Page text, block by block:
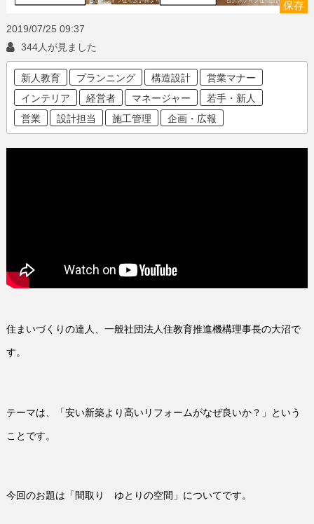
保存
2019/07/25 09:37
344人が見ました
新人教育 プランニング 構造設計
営業マナー
インテリア
経営者 マネージャー
若手・新人
営業
設計担当 施工管理 企画・広報
住まいづくりの達人、一般社団法人住教育推進機構理事長の大沼で
す。
テーマは、「安い新築より高いリフォームがなぜ良いか？」という
ことです。
今回のお題は「間取り ゆとりの空間」についてです。